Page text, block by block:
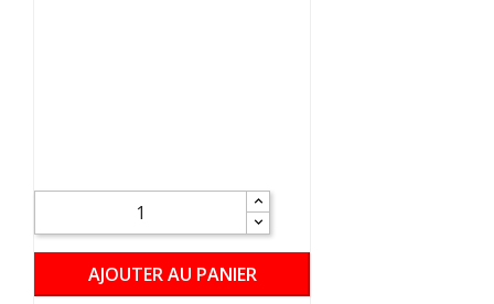
AJOUTER AU PANIER